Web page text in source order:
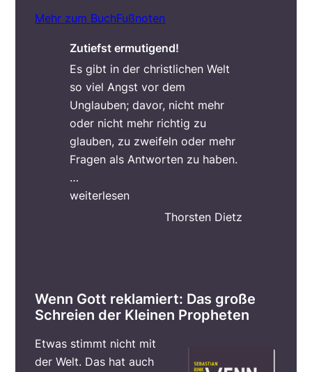
Mehr zum BuchFußnoten
Zutiefst ermutigend!
Es gibt in der christlichen Welt
so viel Angst vor dem
Unglauben; davor, nicht mehr
oder nicht mehr richtig zu
glauben, zu zweifeln oder mehr
Fragen als Antworten zu haben.
…
weiterlesen„Zutiefst ermutigend!“
Thorsten Dietz
Wenn Gott reklamiert: Das große
Schreien der Kleinen Propheten
Etwas stimmt nicht mit
der Welt. Das hat auch